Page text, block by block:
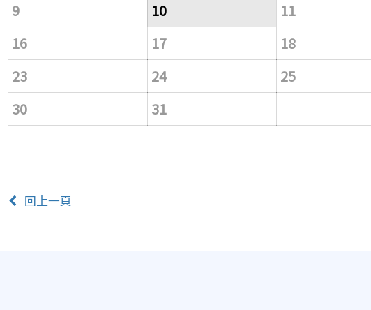
9
10 11
16
17 18
23
24 25
30
31
回上一頁